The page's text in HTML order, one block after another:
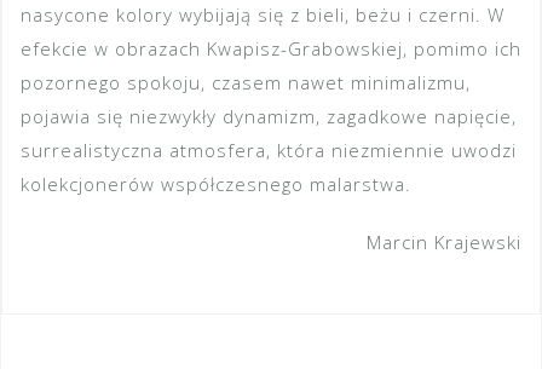
nasycone kolory wybijają się z bieli, beżu i czerni. W
efekcie w obrazach Kwapisz-Grabowskiej, pomimo ich
pozornego spokoju, czasem nawet minimalizmu,
pojawia się niezwykły dynamizm, zagadkowe napięcie,
surrealistyczna atmosfera, która niezmiennie uwodzi
kolekcjonerów współczesnego malarstwa.
Marcin Krajewski